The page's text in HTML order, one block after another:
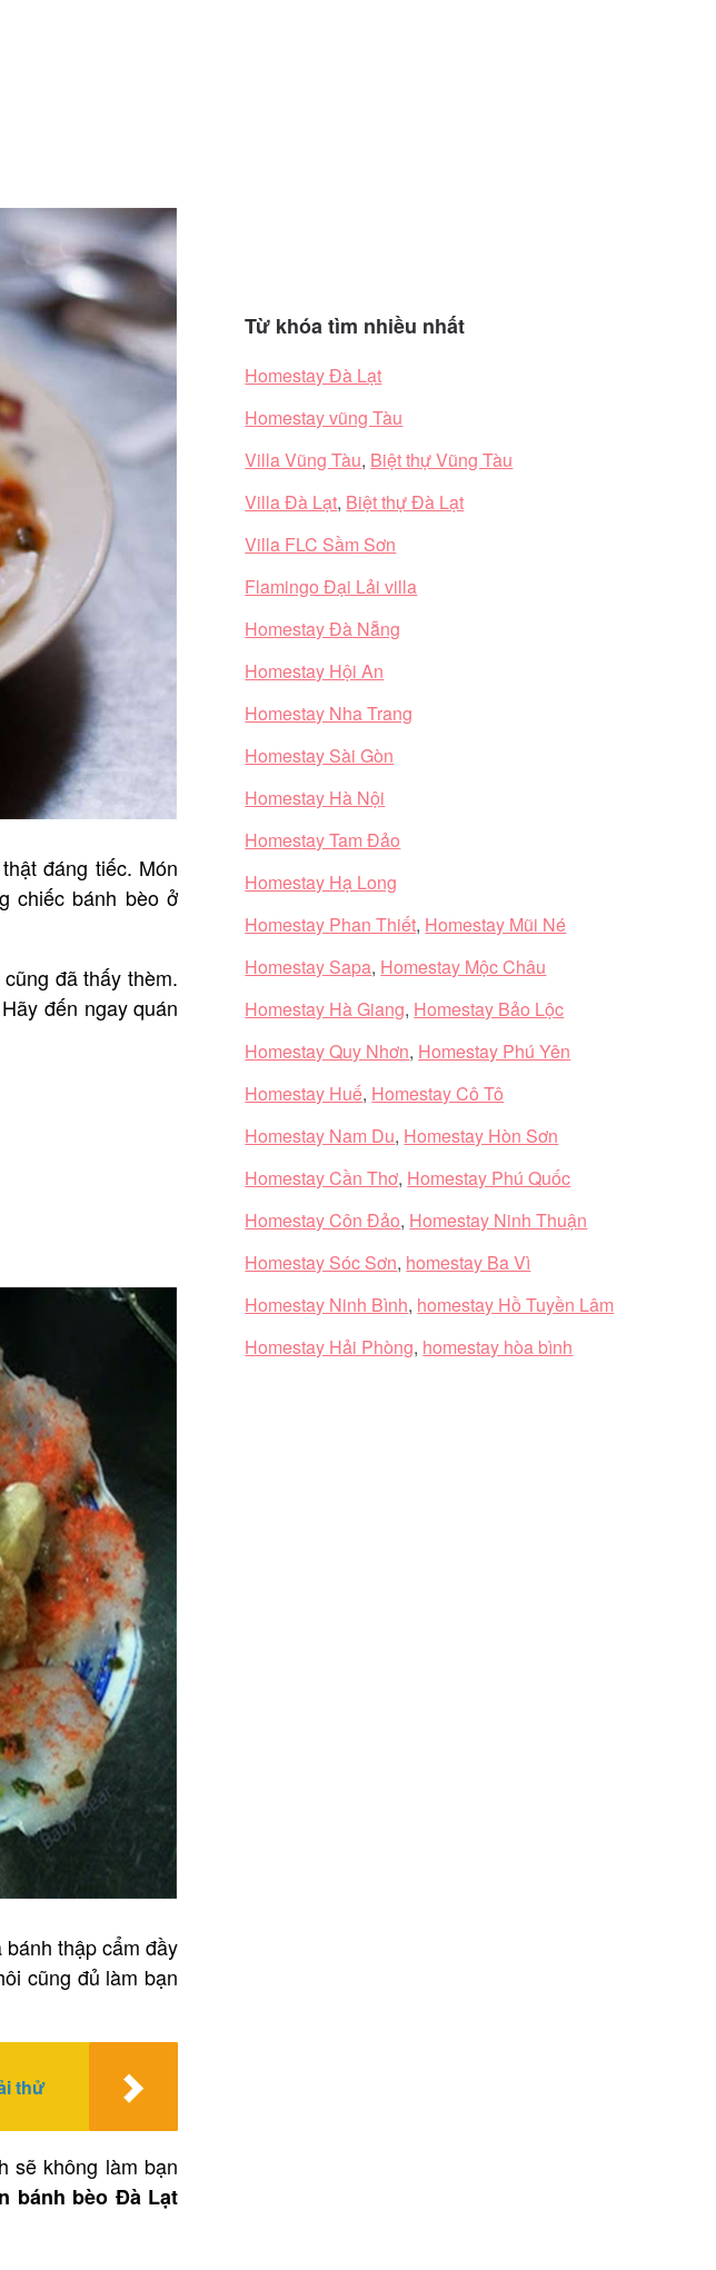
đáng tiếc. Món
chiếc bánh bèo ở
đã thấy thèm.
đến ngay quán
thập cẩm đầy
cũng đủ làm bạn
thử
sẽ không làm bạn
bánh bèo Đà Lạt
Từ khóa tìm nhiều nhất
Homestay Đà Lạt
Homestay vũng Tàu
Villa Vũng Tàu, Biệt thự Vũng Tàu
Villa Đà Lạt, Biệt thự Đà Lạt
Villa FLC Sầm Sơn
Flamingo Đại Lải villa
Homestay Đà Nẵng
Homestay Hội An
Homestay Nha Trang
Homestay Sài Gòn
Homestay Hà Nội
Homestay Tam Đảo
Homestay Hạ Long
Homestay Phan Thiết, Homestay Mũi Né
Homestay Sapa, Homestay Mộc Châu
Homestay Hà Giang, Homestay Bảo Lộc
Homestay Quy Nhơn, Homestay Phú Yên
Homestay Huế, Homestay Cô Tô
Homestay Nam Du, Homestay Hòn Sơn
Homestay Cần Thơ, Homestay Phú Quốc
Homestay Côn Đảo, Homestay Ninh Thuận
Homestay Sóc Sơn, homestay Ba Vì
Homestay Ninh Bình, homestay Hồ Tuyền Lâm
Homestay Hải Phòng, homestay hòa bình